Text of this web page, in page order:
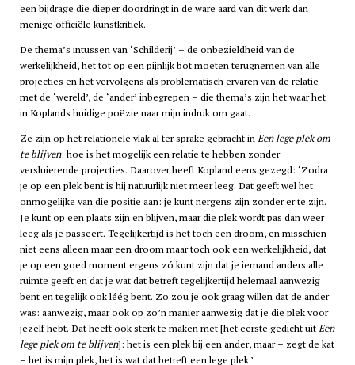
een bijdrage die dieper doordringt in de ware aard van dit werk dan
menige officiële kunstkritiek.
De thema’s intussen van ‘Schilderij’ – de onbezieldheid van de
werkelijkheid, het tot op een pijnlijk bot moeten terugnemen van alle
projecties en het vervolgens als problematisch ervaren van de relatie
met de ‘wereld’, de ‘ander’ inbegrepen – die thema’s zijn het waar het
in Koplands huidige poëzie naar mijn indruk om gaat.
Ze zijn op het relationele vlak al ter sprake gebracht inEen lege plek om
te blijven: hoe is het mogelijk een relatie te hebben zonder
versluierende projecties. Daarover heeft Kopland eens gezegd: ‘Zodra
je op een plek bent is hij natuurlijk niet meer leeg. Dat geeft wel het
onmogelijke van die positie aan: je kunt nergens zijn zonder er te zijn.
Je kunt op een plaats zijn en blijven, maar die plek wordt pas dan weer
leeg als je passeert. Tegelijkertijd is het toch een droom, en misschien
niet eens alleen maar een droom maar toch ook een werkelijkheid, dat
je op een goed moment ergens zó kunt zijn dat je iemand anders alle
ruimte geeft en dat je wat dat betreft tegelijkertijd helemaal aanwezig
bent en tegelijk ook léég bent. Zo zou je ook graag willen dat de ander
was: aanwezig, maar ook op zo’n manier aanwezig dat je die plek voor
jezelf hebt. Dat heeft ook sterk te maken met [het eerste gedicht uitEen
lege plek om te blijven]: het is een plek bij een ander, maar – zegt de kat
– het is mijn plek, het is wat dat betreft een lege plek.’